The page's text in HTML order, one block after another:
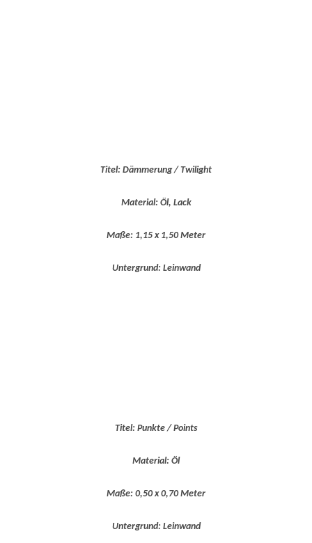
Titel: Dämmerung / Twilight
Material: Öl, Lack
Maße: 1,15 x 1,50 Meter
Untergrund: Leinwand
Titel: Punkte / Points
Material: Öl
Maße: 0,50 x 0,70 Meter
Untergrund: Leinwand